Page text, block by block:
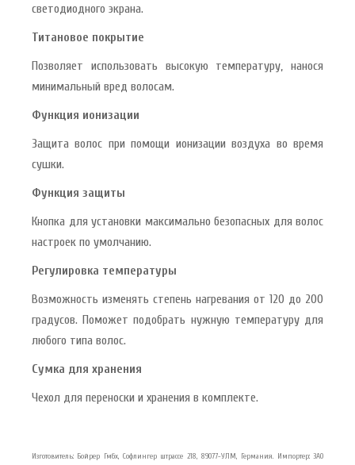
светодиодного экрана.
Титановое покрытие
Позволяет использовать высокую температуру, нанося
минимальный вред волосам.
Функция ионизации
Защита волос при помощи ионизации воздуха во время
сушки.
Функция защиты
Кнопка для установки максимально безопасных для волос
настроек по умолчанию.
Регулировка температуры
Возможность изменять степень нагревания от 120 до 200
градусов. Поможет подобрать нужную температуру для
любого типа волос.
Сумка для хранения
Чехол для переноски и хранения в комплекте.
Изготовитель: Бойрер Гмбх, Софлингер штрассе 218, 89077-УЛМ, Германия. Импортер: ЗАО